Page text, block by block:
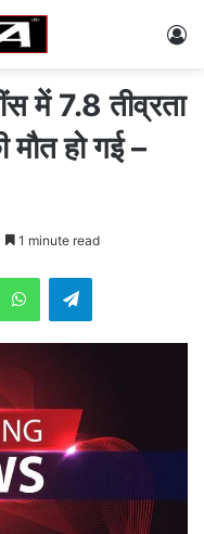
में 7.8 तीव्रता
हो गई –
1 minute read